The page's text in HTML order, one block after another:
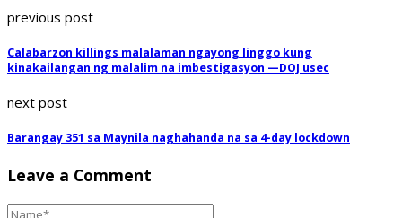
previous post
Calabarzon killings malalaman ngayong linggo kung
kinakailangan ng malalim na imbestigasyon —DOJ usec
next post
Barangay 351 sa Maynila naghahanda na sa 4-day lockdown
Leave a Comment